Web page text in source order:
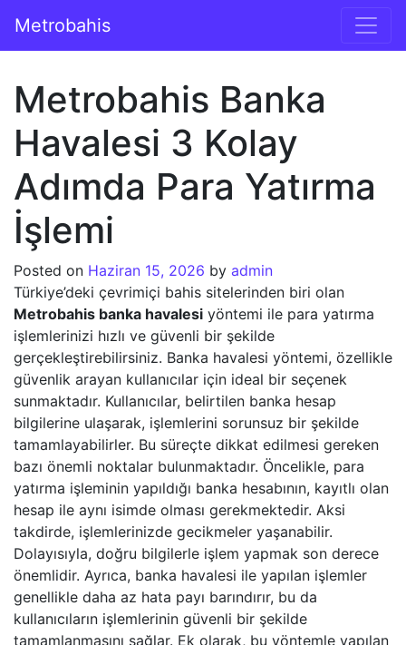
Ana gezinti
Metrobahis
Metrobahis Banka
Havalesi 3 Kolay
Adımda Para Yatırma
İşlemi
Posted on Haziran 15, 2026 by admin
Türkiye’deki çevrimiçi bahis sitelerinden biri olan
Metrobahis banka havalesi yöntemi ile para yatırma
işlemlerinizi hızlı ve güvenli bir şekilde
gerçekleştirebilirsiniz. Banka havalesi yöntemi, özellikle
güvenlik arayan kullanıcılar için ideal bir seçenek
sunmaktadır. Kullanıcılar, belirtilen banka hesap
bilgilerine ulaşarak, işlemlerini sorunsuz bir şekilde
tamamlayabilirler. Bu süreçte dikkat edilmesi gereken
bazı önemli noktalar bulunmaktadır. Öncelikle, para
yatırma işleminin yapıldığı banka hesabının, kayıtlı olan
hesap ile aynı isimde olması gerekmektedir. Aksi
takdirde, işlemlerinizde gecikmeler yaşanabilir.
Dolayısıyla, doğru bilgilerle işlem yapmak son derece
önemlidir. Ayrıca, banka havalesi ile yapılan işlemler
genellikle daha az hata payı barındırır, bu da
kullanıcıların işlemlerinin güvenli bir şekilde
tamamlanmasını sağlar. Ek olarak, bu yöntemle yapılan